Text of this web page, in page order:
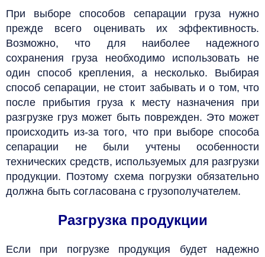
При выборе способов сепарации груза нужно
прежде всего оценивать их эффективность.
Возможно, что для наиболее надежного
сохранения груза необходимо использовать не
один способ крепления, а несколько. Выбирая
способ сепарации, не стоит забывать и о том, что
после прибытия груза к месту назначения при
разгрузке груз может быть поврежден. Это может
происходить из-за того, что при выборе способа
сепарации не были учтены особенности
технических средств, используемых для разгрузки
продукции. Поэтому схема погрузки обязательно
должна быть согласована с грузополучателем.
Разгрузка продукции
Если при погрузке продукция будет надежно